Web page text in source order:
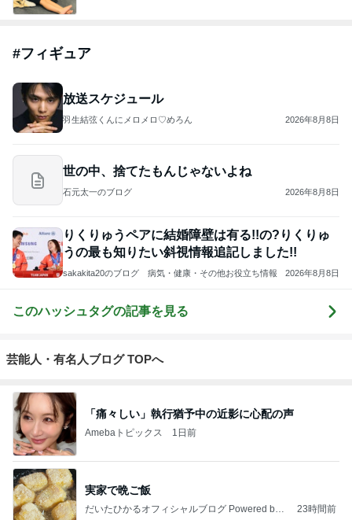
#フィギュア
放送スケジュール
羽生結弦くんにメロメロ♡めろん 2026年8月8日
世の中、捨てたもんじゃないよね
石元太一のブログ 2026年8月8日
りくりゅうペアに結婚障壁は有る!!の?りくりゅ
うの最も知りたい斜視情報追記しました!!
sakakita20のブログ 病気・健康・その他お役立ち情報 2026年8月8日
このハッシュタグの記事を見る
芸能人・有名人ブログ TOPへ
「痛々しい」執行猶予中の近影に心配の声
Amebaトピックス 1日前
実家で晩ご飯
だいたひかるオフィシャルブログ Powered by
23時間前